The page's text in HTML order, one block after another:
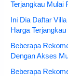
Terjangkau Mulai
Ini Dia Daftar
Harga
Beberapa
Dengan Akses
Beberapa